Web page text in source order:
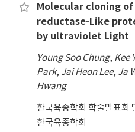
measured. Significant
lipid peroxidation
observed for the
that an extract of B.
has a significant
C irradiation. The
this protective effect
scavenging and
Molecular cloning of
reductase-Like
by ultraviolet Light
Young Soo Chung, Kee
Park, Jai Heon Lee, Ja
Hwang
한국육종학회 학술발표회
한국육종학회